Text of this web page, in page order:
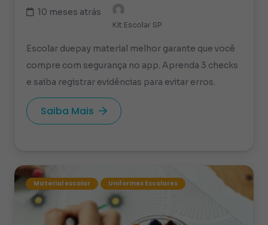
10 meses atrás
Kit Escolar SP
Escolar duepay material melhor garante que você
compre com segurança no app. Aprenda 3 checks
e saiba registrar evidências para evitar erros.
Saiba Mais
Material escolar Uniformes Escolares